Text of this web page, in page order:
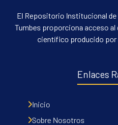
El Repositorio Institucional de
Tumbes proporciona acceso
científico producido por
Enlaces
Inicio
Sobre Nosotros